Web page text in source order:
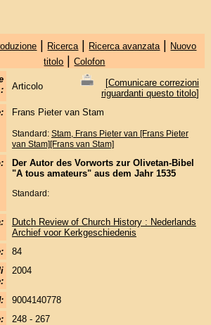
| Ricerca | Ricerca avanzata | Nuovo
titolo |Colofon
:
Articolo [Comunicare correzioni
riguardanti questo titolo]
Frans Pieter van Stam
Standard: Stam, Frans Pieter van [Frans Pieter
van Stam][Frans van Stam]
Der Autor des Vorworts zur Olivetan-Bibel
"A tous amateurs" aus dem Jahr 1535
Standard:
Dutch Review of Church History : Nederlands
Archief voor Kerkgeschiedenis
84
2004
9004140778
248 - 267